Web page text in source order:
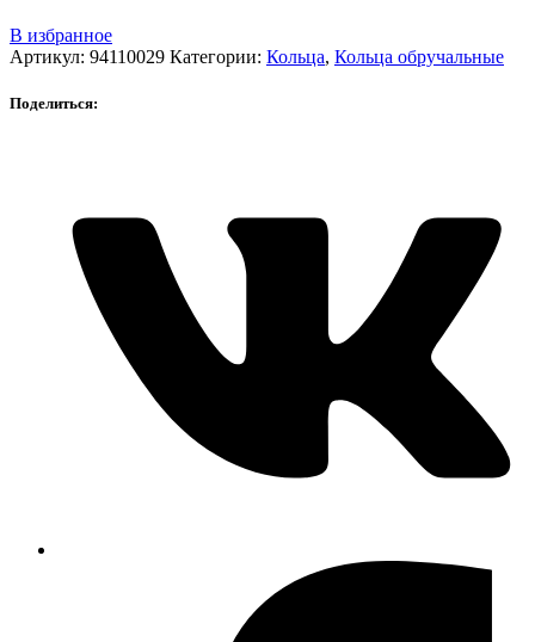
В избранное
Артикул: 94110029 Категории: Кольца, Кольца обручальные
Поделиться: